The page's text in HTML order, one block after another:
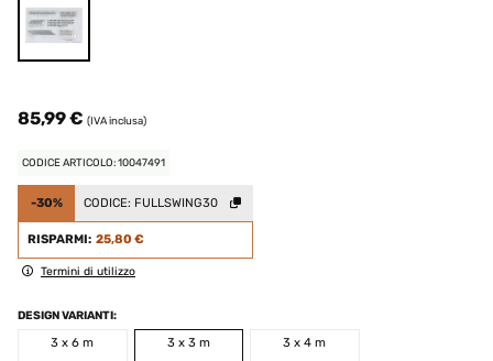
85,99 € (IVA inclusa)
CODICE ARTICOLO: 10047491
-30% CODICE: FULLSWING30
RISPARMI: 25,80 €
Termini di utilizzo
DESIGN VARIANTI:
3 x 6 m
3 x 3 m 3 x 4 m